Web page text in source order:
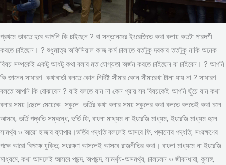
প্রথমে ভাবতে হবে আপনি কি চাইছেন ? বা সন্তানদের ইংরেজিতে কথা বলায় কতটা পারদর্শী
করতে চাইছেন। ? শুধুমাত্র অফিসিয়াল কাজ কর্ম চালাতে যতটুকু দরকার ততটুকু নাকি অনেক
বিষয় সম্পর্কেই একটু আধটু কথা বলার মত যোগ্যতা অর্জন করতে চাইছেন বা চাইবেন। ? আপনি
কি জানেন সাধারণ কথাবার্তা বলতে কোন নির্দিষ্ট সীমার কোন সীমারেখা টানা যায় না ? সাধারণ
বলতে আপনি কি বোঝাবেন ? যাই বলতে যান না কেন প্রায় সব বিষয়কেই আপনি ছুঁয়ে যান কথা
বলার সময় |ছেলে মেয়েকে স্কুলে ভর্তির কথা বলার সময় স্কুলের কথা বলতে বলতেই কথা চলে
আসবে, ভর্তি পদ্ধতি সম্বন্ধে, ভর্তি ফি, বাংলা মাধ্যম না ইংরেজি মাধ্যম, ইংরেজি মাধ্যম হলে
সামর্থ্য ও আরো হাজার ব্যাপার।ভর্তির পদ্ধতি বললেই আসবে ফি, পড়ানোর পদ্ধতি, সংরক্ষণের
পক্ষে আরো বিপক্ষে যুক্তি, সংরক্ষণ আসলেই আসবে রাজনীতির কথা। বাংলা মাধ্যমে না ইংরেজি
মাধ্যমে, কথা আসলেই আসবে পছন্দ, অপছন্দ, সামর্থ্য-অসমর্থ্য, চালচলন ও জীবনধারা, কুসঙ্গ,